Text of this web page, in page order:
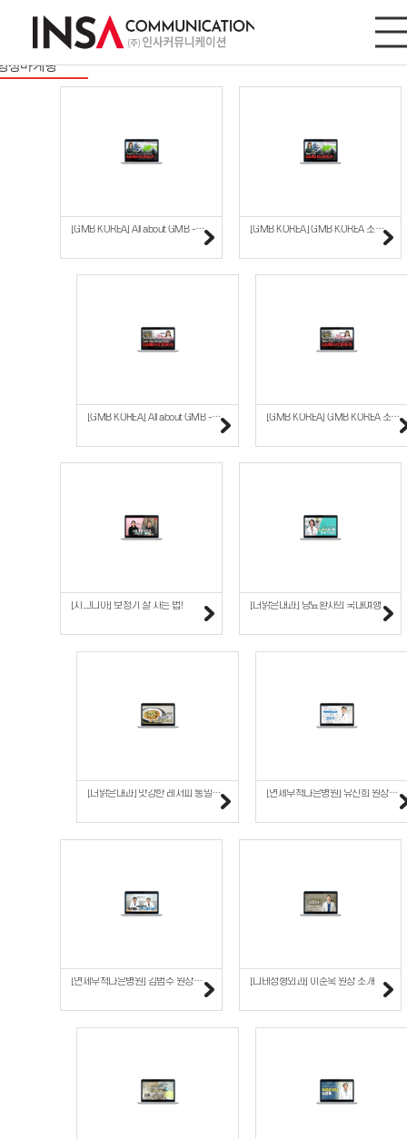
영상마케팅
이트/모바일
디지털마케팅
상마케팅
[GMB KOREA] All about GMB - Part.. [GMB KOREA] GMB KOREA 소개영상 - 제2편..
[GMB KOREA] All about GMB - Part.. [GMB KOREA] GMB KOREA 소개영상 - 제1편..
[시그니아] 보청기 잘 사는 법! [더맑은내과] 당뇨환자의 국내여행
[더맑은내과] 맛강한 레서피 통밀또띠아피자 [연세무척나은병원] 유진희 원장의 첫인사
[연세무척나은병원] 김범수 원장이 간다 척추질환 [디테성형외과] 이준욱 원장 소개